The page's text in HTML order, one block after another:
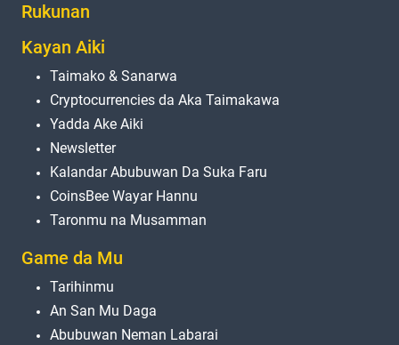
Rukunan
Kayan Aiki
Taimako & Sanarwa
Cryptocurrencies da Aka Taimakawa
Yadda Ake Aiki
Newsletter
Kalandar Abubuwan Da Suka Faru
CoinsBee Wayar Hannu
Taronmu na Musamman
Game da Mu
Tarihinmu
An San Mu Daga
Abubuwan Neman Labarai